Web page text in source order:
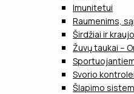
Imunitetui
Raumenims,
Širdžiai ir
Žuvų taukai –
Svorio kontrolei
Šlapimo